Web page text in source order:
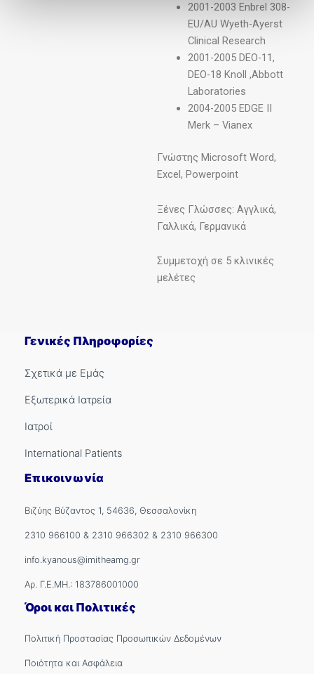
2001-2003 Enbrel 308-
EU/AU Wyeth-Ayerst
Clinical Research
2001-2005 DEO-11,
DEO-18 Knoll ,Abbott
Laboratories
2004-2005 EDGE II
Merk – Vianex
Γνώστης Microsoft Word,
Excel, Powerpoint
Ξένες Γλώσσες: Αγγλικά,
Γαλλικά, Γερμανικά
Συμμετοχή σε 5 κλινικές
μελέτες
Γενικές Πληροφορίες
Σχετικά με Εμάς
Εξωτερικά Ιατρεία
Ιατροί
International Patients
Επικοινωνία
Βιζύης Βύζαντος 1, 54636, Θεσσαλονίκη
2310 966100 & 2310 966302 & 2310 966300
info.kyanous@imitheamg.gr
Αρ. Γ.Ε.ΜΗ.: 183786001000
Όροι και Πολιτικές
Πολιτική Προστασίας Προσωπικών Δεδομένων
Ποιότητα και Ασφάλεια